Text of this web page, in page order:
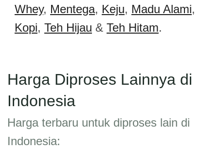
Whey, Mentega, Keju, Madu Alami,
Kopi, Teh Hijau & Teh Hitam.
Harga Diproses Lainnya di
Indonesia
Harga terbaru untuk diproses lain di
Indonesia: